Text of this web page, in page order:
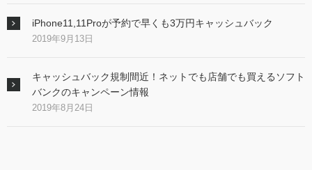
iPhone11,11Proが予約で早くも3万円キャッシュバック
2019年9月13日
キャッシュバック規制間近！ネットでも店舗でも買えるソフト
バンクのキャンペーン情報
2019年8月24日